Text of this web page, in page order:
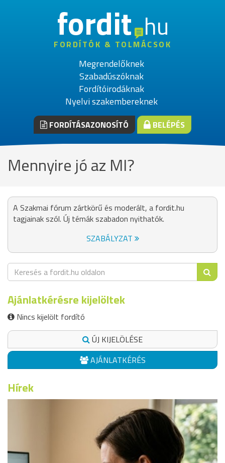
fordithu
FORDÍTÓK & TOLMÁCSOK
Megrendelőknek
Szabadúszóknak
Fordítóirodáknak
Nyelvi szakembereknek
FORDÍTÁSAZONOSÍTÓ BELÉPÉS
Mennyire jó az MI?
A Szakmai fórum zártkörű és moderált, a fordit.hu
tagjainak szól. Új témák szabadon nyithatók.
SZABÁLYZAT
Ajánlatkérésre kijelöltek
Nincs kijelölt fordító
ÚJ KIJELÖLÉSE
AJÁNLATKÉRÉS
Hírek